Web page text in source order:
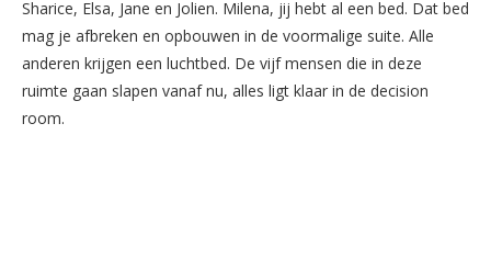
Sharice, Elsa, Jane en Jolien. Milena, jij hebt al een bed. Dat bed
mag je afbreken en opbouwen in de voormalige suite. Alle
anderen krijgen een luchtbed. De vijf mensen die in deze
ruimte gaan slapen vanaf nu, alles ligt klaar in de decision
room.